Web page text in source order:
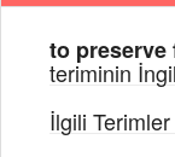
to
teriminin
İlgili Terimler